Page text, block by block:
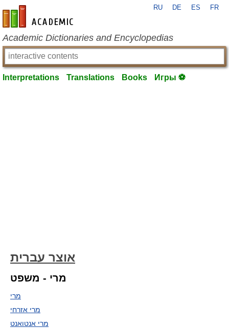
en-academic.com
RU DE ES FR
Academic Dictionaries and Encyclopedias
Interpretations Translations Books Игры ⚽
אוצר עברית
מרי - משפט
מרי
מרי אזרחי
מרי אנטואנט